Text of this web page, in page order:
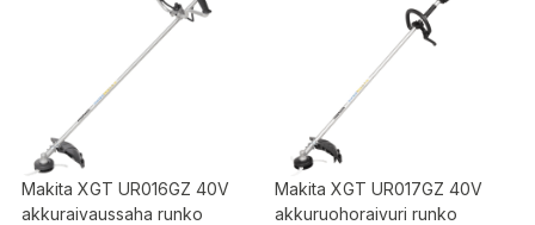
Makita XGT UR016GZ 40V
akkuraivaussaha runko
Makita XGT UR017GZ 40V
akkuruohoraivuri runko